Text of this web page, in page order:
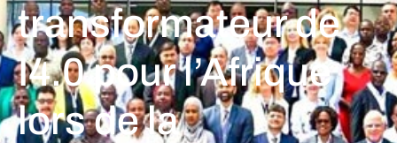
transformateur de
I4.0 pour l’Afrique
lors de la